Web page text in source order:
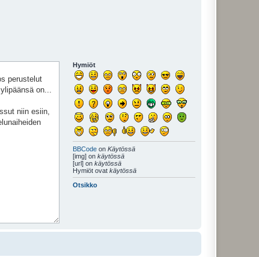
Hymiöt
BBCode onKäytössä
[img] onkäytössä
[url] onkäytössä
Hymiöt ovatkäytössä
Otsikko